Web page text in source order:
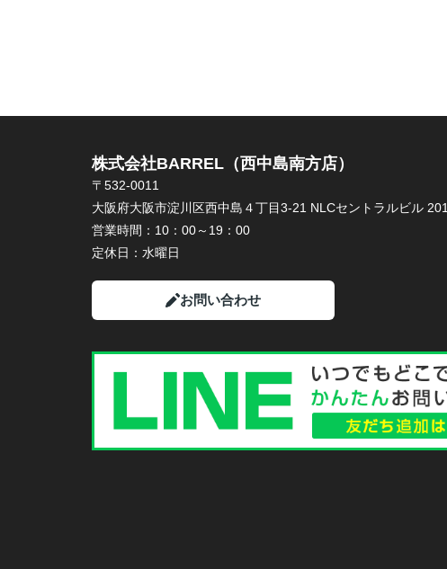
株式会社BARREL（西中島南方店）
〒532-0011
大阪府大阪市淀川区西中島４丁目3-21 NLCセントラルビル 201
営業時間： 10：00～19：00
定休日： 水曜日
お問い合わせ